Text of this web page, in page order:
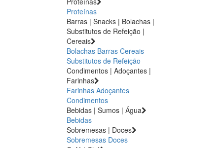
Proteínas
Barras | Snacks | Bolachas |
Substitutos de Refeição |
Cereais
Bolachas Barras Cereais
Substitutos de Refeição
Condimentos | Adoçantes |
Farinhas
Farinhas Adoçantes
Condimentos
Bebidas | Sumos | Água
Bebidas
Sobremesas | Doces
Sobremesas Doces